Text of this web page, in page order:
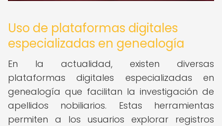
Uso de plataformas digitales
especializadas en genealogía
En la actualidad, existen diversas
plataformas digitales especializadas en
genealogía que facilitan la investigación de
apellidos nobiliarios. Estas herramientas
permiten a los usuarios explorar registros